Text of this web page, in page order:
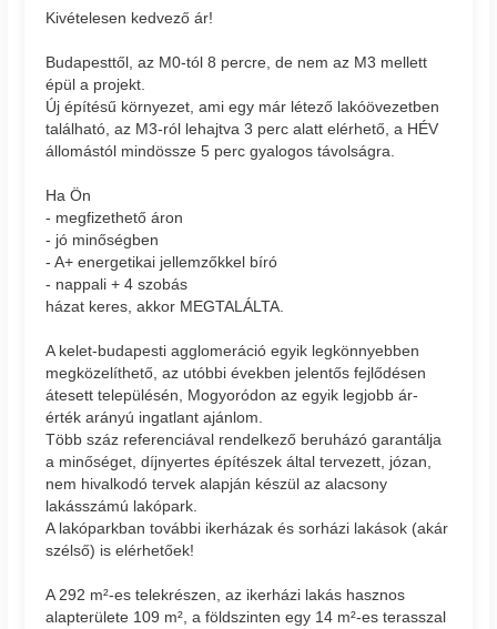
Kivételesen kedvező ár!
Budapesttől, az M0-tól 8 percre, de nem az M3 mellett
épül a projekt.
Új építésű környezet, ami egy már létező lakóövezetben
található, az M3-ról lehajtva 3 perc alatt elérhető, a HÉV
állomástól mindössze 5 perc gyalogos távolságra.
Ha Ön
- megfizethető áron
- jó minőségben
- A+ energetikai jellemzőkkel bíró
- nappali + 4 szobás
házat keres, akkor MEGTALÁLTA.
A kelet-budapesti agglomeráció egyik legkönnyebben
megközelíthető, az utóbbi években jelentős fejlődésen
átesett településén, Mogyoródon az egyik legjobb ár-
érték arányú ingatlant ajánlom.
Több száz referenciával rendelkező beruházó garantálja
a minőséget, díjnyertes építészek által tervezett, józan,
nem hivalkodó tervek alapján készül az alacsony
lakásszámú lakópark.
A lakóparkban további ikerházak és sorházi lakások (akár
szélső) is elérhetőek!
A 292 m²-es telekrészen, az ikerházi lakás hasznos
alapterülete 109 m², a földszinten egy 14 m²-es terasszal